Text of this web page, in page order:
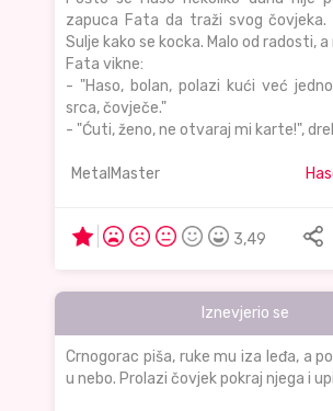
zapuca Fata da traži svog čovjeka.
Sulje kako se kocka. Malo od radosti,
Fata vikne:
- "Haso, bolan, polazi kući već
srca, čovječe."
- "Ćuti, ženo, ne otvaraj mi karte!",
MetalMaster
3,49
Iznevjerio se
Crnogorac piša, ruke mu iza leđa, a
u nebo. Prolazi čovjek pokraj njega i